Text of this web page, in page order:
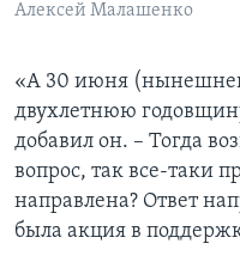
Алексей Малашенко
«А 30 июня
двухлетнюю
добавил он. – Тогда
вопрос, так все-таки
направлена? Ответ
была акция в